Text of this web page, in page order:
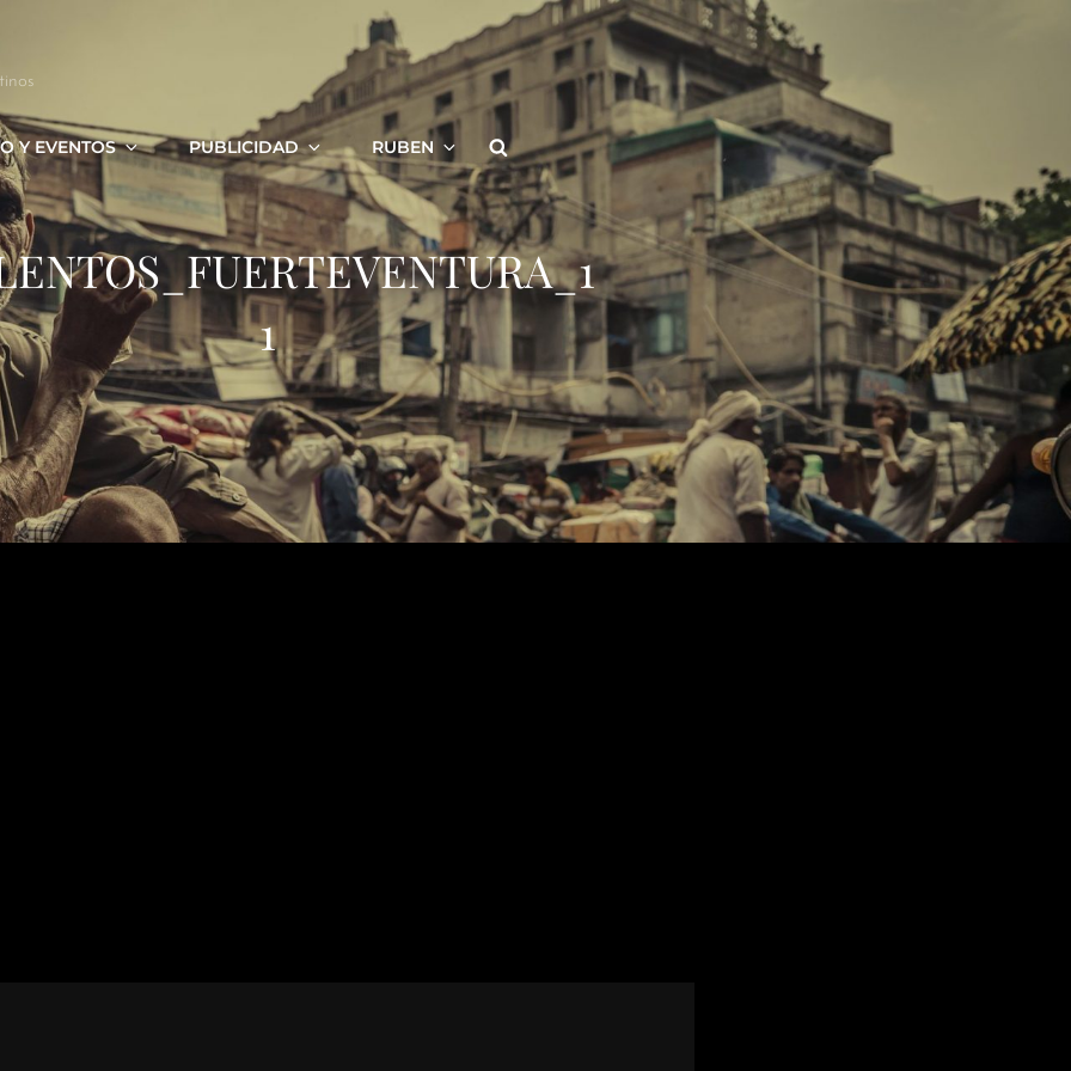
Y EVENTOS PUBLICIDAD RUBEN Buscar
1